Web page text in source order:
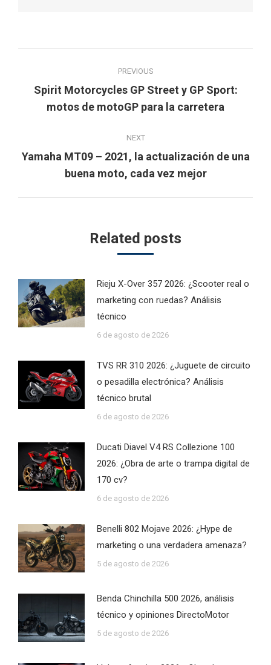
navigation
PREVIOUS
Previous
post:
Spirit Motorcycles GP Street y GP Sport:
motos de motoGP para la carretera
NEXT
Next
post:
Yamaha MT09 – 2021, la actualización de una
buena moto, cada vez mejor
Related posts
Rieju X-Over 357 2026: ¿Scooter real o
marketing con ruedas? Análisis
técnico
6 de agosto de 2026
TVS RR 310 2026: ¿Juguete de circuito
o pesadilla electrónica? Análisis
técnico brutal
6 de agosto de 2026
Ducati Diavel V4 RS Collezione 100
2026: ¿Obra de arte o trampa digital de
170 cv?
6 de agosto de 2026
Benelli 802 Mojave 2026: ¿Hype de
marketing o una verdadera amenaza?
5 de agosto de 2026
Benda Chinchilla 500 2026, análisis
técnico y opiniones DirectoMotor
5 de agosto de 2026